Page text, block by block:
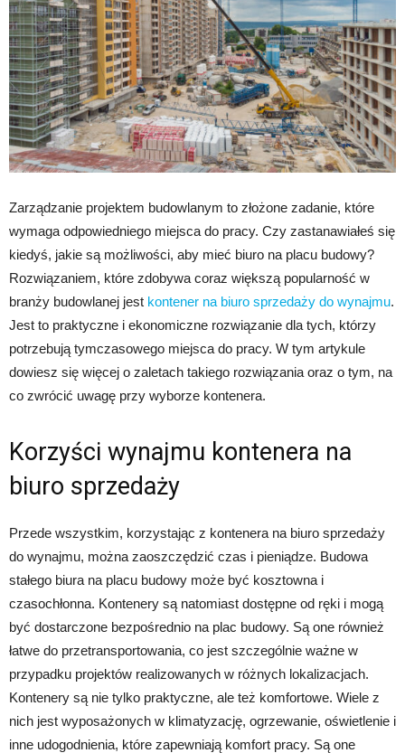
Zarządzanie projektem budowlanym to złożone zadanie, które
wymaga odpowiedniego miejsca do pracy. Czy zastanawiałeś się
kiedyś, jakie są możliwości, aby mieć biuro na placu budowy?
Rozwiązaniem, które zdobywa coraz większą popularność w
branży budowlanej jest kontener na biuro sprzedaży do wynajmu.
Jest to praktyczne i ekonomiczne rozwiązanie dla tych, którzy
potrzebują tymczasowego miejsca do pracy. W tym artykule
dowiesz się więcej o zaletach takiego rozwiązania oraz o tym, na
co zwrócić uwagę przy wyborze kontenera.
Korzyści wynajmu kontenera na
biuro sprzedaży
Przede wszystkim, korzystając z kontenera na biuro sprzedaży
do wynajmu, można zaoszczędzić czas i pieniądze. Budowa
stałego biura na placu budowy może być kosztowna i
czasochłonna. Kontenery są natomiast dostępne od ręki i mogą
być dostarczone bezpośrednio na plac budowy. Są one również
łatwe do przetransportowania, co jest szczególnie ważne w
przypadku projektów realizowanych w różnych lokalizacjach.
Kontenery są nie tylko praktyczne, ale też komfortowe. Wiele z
nich jest wyposażonych w klimatyzację, ogrzewanie, oświetlenie i
inne udogodnienia, które zapewniają komfort pracy. Są one